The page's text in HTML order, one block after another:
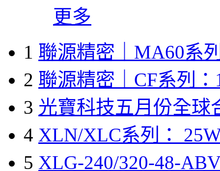
更多
1 聯源精密｜MA60系
2 聯源精密｜CF系列：
3 光寶科技五月份全球
4 XLN/XLC系列：
5 XLG-240/320-48-